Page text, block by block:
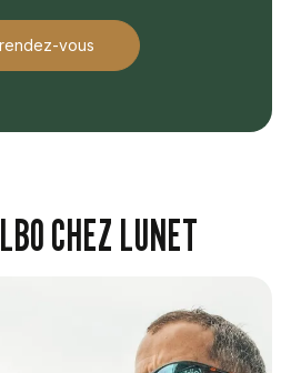
vous
CHEZ LUNET